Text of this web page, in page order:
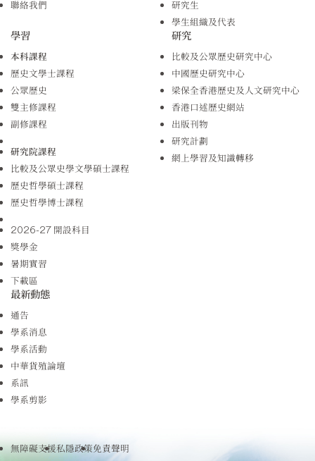
聯絡我們
研究生
學生組織及代表
學習
本科課程
歷史文學士課程
公眾歷史
雙主修課程
副修課程
研究院課程
比較及公眾史學文學碩士課程
歷史哲學碩士課程
歷史哲學博士課程
2026-27 開設科目
獎學金
暑期實習
下載區
研究
比較及公眾歷史研究中心
中國歷史研究中心
梁保全香港歷史及人文研究中心
香港口述歷史網站
出版刊物
研究計劃
網上學習及知識轉移
最新動態
通告
學系消息
學系活動
中華貨殖論壇
系訊
學系剪影
無障礙支援私隱政策免責聲明